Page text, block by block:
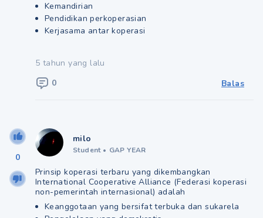
Kemandirian
Pendidikan perkoperasian
Kerjasama antar koperasi
5 tahun yang lalu
0
Balas
0
milo
Student • GAP YEAR
Prinsip koperasi terbaru yang dikembangkan
International Cooperative Alliance (Federasi koperasi
non-pemerintah internasional) adalah
Keanggotaan yang bersifat terbuka dan sukarela